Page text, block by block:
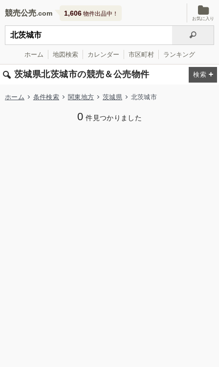
競売公売 1,606 物件出品中！
お気に入り
ホーム 地図検索 カレンダー 市区町村 ランキング
茨城県北茨城市の競売＆公売物件
ホーム 条件検索 関東地方 茨城県 北茨城市
0 件見つかりました